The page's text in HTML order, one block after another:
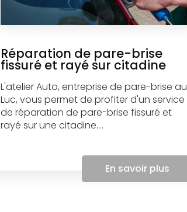
Réparation de pare-brise
fissuré et rayé sur citadine
L'atelier Auto, entreprise de pare-brise au
Luc, vous permet de profiter d'un service
de réparation de pare-brise fissuré et
rayé sur une citadine....
En savoir plus